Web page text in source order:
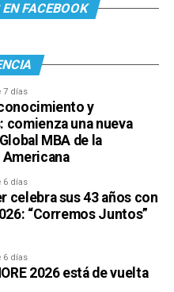
FACEBOOK
7 días
y
comienza una nueva
MBA de la
Americana
6 días
celebra sus 43 años con
“Corremos Juntos”
6 días
2026 está de vuelta